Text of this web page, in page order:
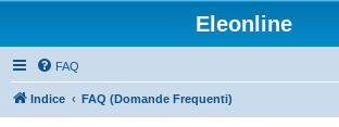
Eleonline
FAQ
Indice FAQ (Domande Frequenti)